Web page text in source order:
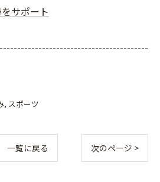
サポート
スポーツ
一覧に戻る 次のページ >